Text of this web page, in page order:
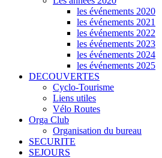
les événements 2020
les événements 2021
les événements 2022
les événements 2023
les événements 2024
les événements 2025
DECOUVERTES
Cyclo-Tourisme
Liens utiles
Vélo Routes
Orga Club
Organisation du bureau
SECURITE
SEJOURS